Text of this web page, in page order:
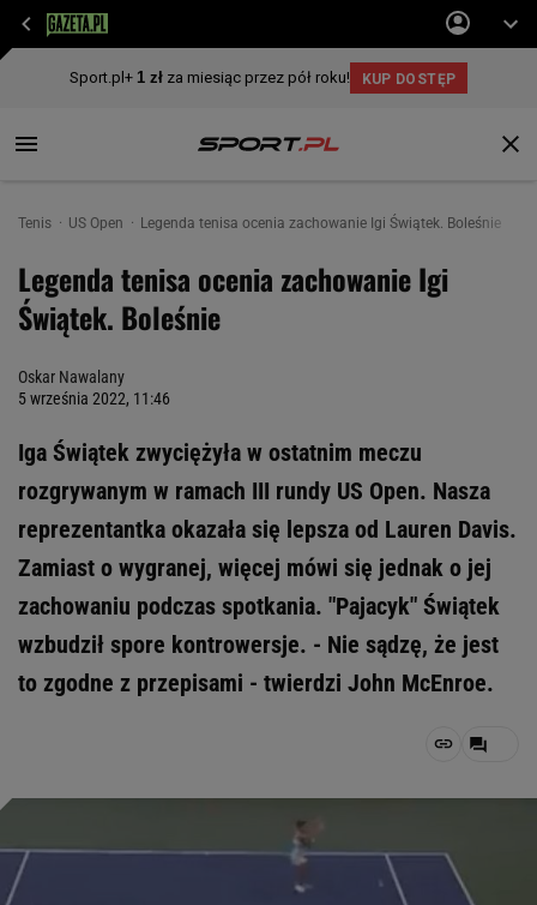
Tenis US Open Legenda tenisa ocenia zachowanie Igi Świątek. Boleśnie
Legenda tenisa ocenia zachowanie Igi
Świątek. Boleśnie
Oskar Nawalany
5 września 2022, 11:46
Iga Świątek zwyciężyła w ostatnim meczu
rozgrywanym w ramach III rundy US Open. Nasza
reprezentantka okazała się lepsza od Lauren Davis.
Zamiast o wygranej, więcej mówi się jednak o jej
zachowaniu podczas spotkania. "Pajacyk" Świątek
wzbudził spore kontrowersje. - Nie sądzę, że jest
to zgodne z przepisami - twierdzi John McEnroe.